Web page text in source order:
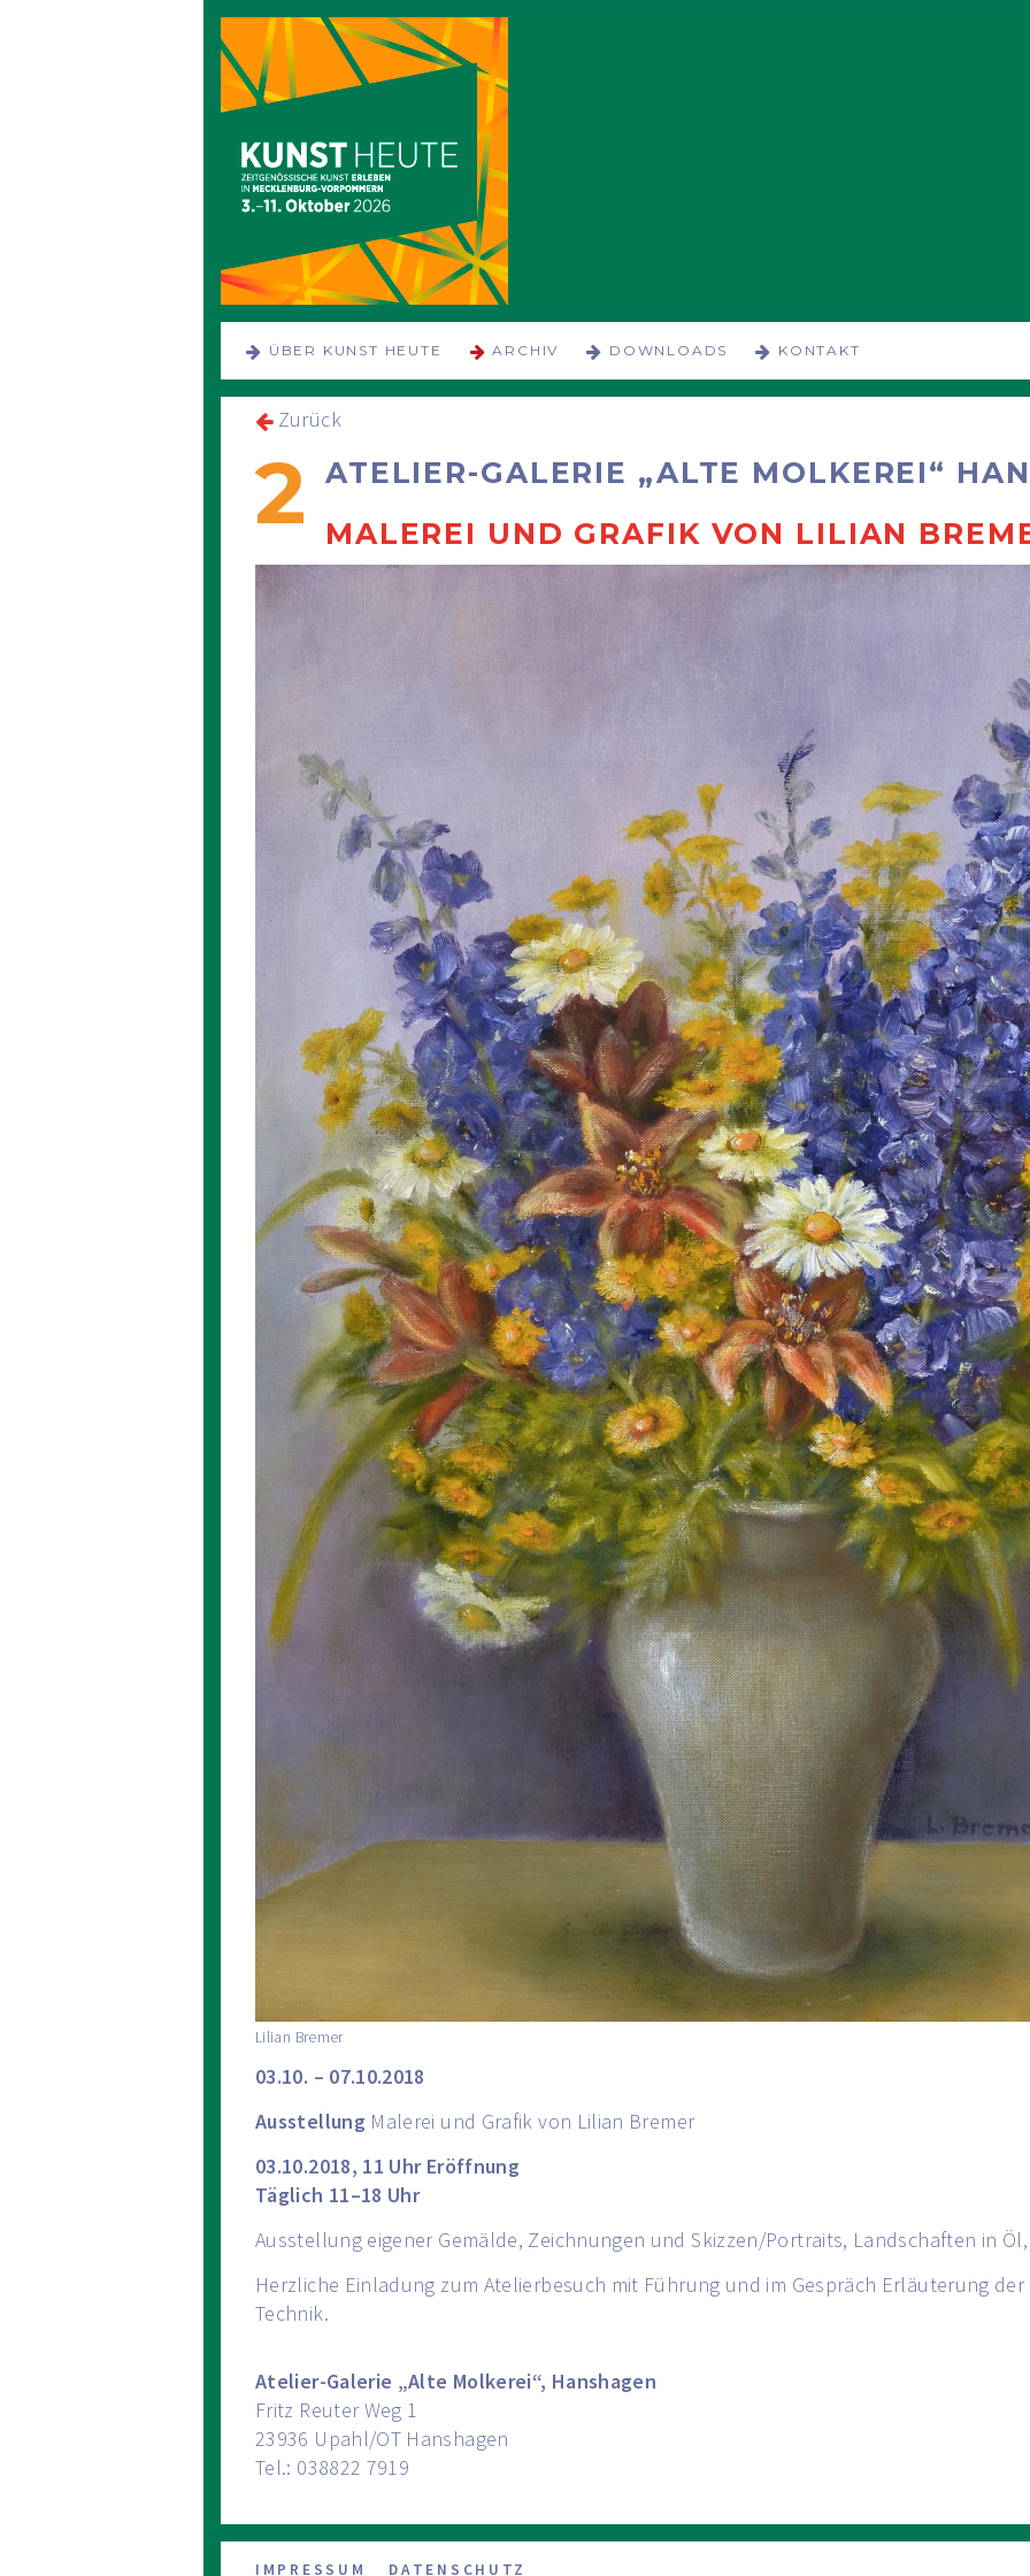
NAVIGATION
ÜBERSPRINGEN
ÜBER KUNST HEUTE ARCHIV DOWNLOADS KONTAKT
2
ATELIER-GALERIE „ALTE MOLKEREI“
MALEREI UND GRAFIK VON LILIAN
Lilian Bremer
03.10. – 07.10.2018
Ausstellung Malerei und Grafik von Lilian Bremer
03.10.2018, 11 Uhr Eröffnung
Täglich 11–18 Uhr
Ausstellung eigener Gemälde, Zeichnungen und Skizzen/Portraits, Landschaften in
Herzliche Einladung zum Atelierbesuch mit Führung und im Gespräch Erläuterung
Technik.
Atelier-Galerie „Alte Molkerei“, Hanshagen
Fritz Reuter Weg 1
23936 Upahl/OT Hanshagen
Tel.: 038822 7919
Zurück
Navigation
IMPRESSUM DATENSCHUTZ